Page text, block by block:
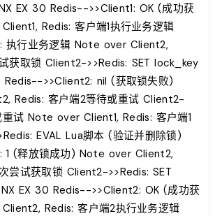
EX 30 Redis-->>Client1: OK (成功获
Redis: 客户端1执行业务逻辑
执行业务逻辑 Note over Client2,
获取锁 Client2->>Redis: SET lock_key
Redis-->>Client2: nil (获取锁失败)
Redis: 客户端2等待或重试 Client2-
试 Note over Client1, Redis: 客户端1
EVAL Lua脚本 (验证并删除锁)
1 (释放锁成功) Note over Client2,
尝试获取锁 Client2->>Redis: SET
EX 30 Redis-->>Client2: OK (成功获
Redis: 客户端2执行业务逻辑